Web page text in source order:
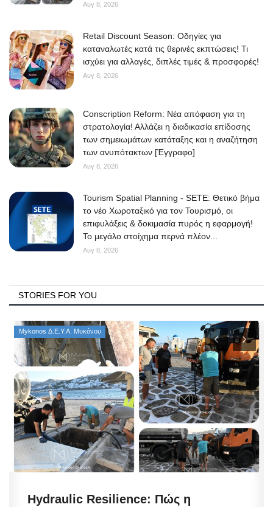
Αυγ 8, 2026
Retail Discount Season: Οδηγίες για
καταναλωτές κατά τις θερινές εκπτώσεις! Τι
ισχύει για αλλαγές, διπλές τιμές & προσφορές!
Αυγ 8, 2026
Conscription Reform: Νέα απόφαση για τη
στρατολογία! Αλλάζει η διαδικασία επίδοσης
των σημειωμάτων κατάταξης και η αναζήτηση
των ανυπότακτων [Έγγραφο]
Αυγ 8, 2026
Tourism Spatial Planning - SETE: Θετικό βήμα
το νέο Χωροταξικό για τον Τουρισμό, οι
επιφυλάξεις & δοκιμασία πυρός η εφαρμογή!
Το μεγάλο στοίχημα περνά πλέον...
Αυγ 8, 2026
STORIES FOR YOU
Mykonos Δ.Ε.Υ.Α. Μυκόνου
Hydraulic Resilience: Πώς η